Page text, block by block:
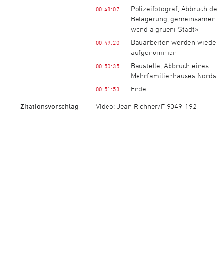
00:48:07
Polizeifotograf; Abbruch
Belagerung, gemeinsamer
wend ä grüeni Stadt»
00:49:20
Bauarbeiten werden
aufgenommen
00:50:35
Baustelle, Abbruch eines
Mehrfamilienhauses
00:51:53 Ende
Zitationsvorschlag Video: Jean Richner/F 9049-192